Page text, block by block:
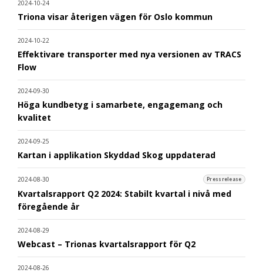
2024-10-24
Triona visar återigen vägen för Oslo kommun
2024-10-22
Effektivare transporter med nya versionen av TRACS
Flow
2024-09-30
Höga kundbetyg i samarbete, engagemang och
kvalitet
2024-09-25
Kartan i applikation Skyddad Skog uppdaterad
2024-08-30 Pressrelease
Kvartalsrapport Q2 2024: Stabilt kvartal i nivå med
föregående år
2024-08-29
Webcast – Trionas kvartalsrapport för Q2
2024-08-26